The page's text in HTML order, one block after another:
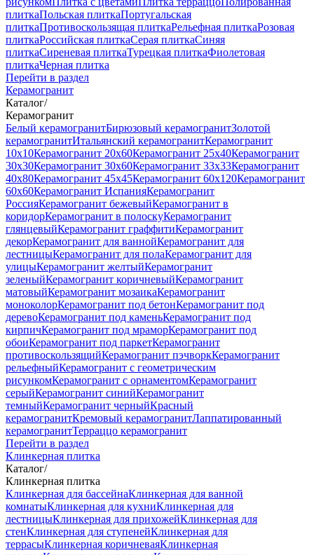
плиткаПольская плиткаПортугальская
плиткаПротивоскользящая плиткаРельефная плиткаРозовая
плиткаРоссийская плиткаСерая плиткаСиняя
плиткаСиреневая плиткаТурецкая плиткаФиолетовая
плиткаЧерная плитка
Перейти в раздел
Керамогранит
Каталог/
Керамогранит
Белый керамогранитБирюзовый керамогранитЗолотой
керамогранитИтальянский керамогранитКерамогранит
10x10Керамогранит 20x60Керамогранит 25x40Керамогранит
30x30Керамогранит 30x60Керамогранит 33x33Керамогранит
40x80Керамогранит 45x45Керамогранит 60x120Керамогранит
60x60Керамогранит ИспанияКерамогранит
РоссияКерамогранит бежевыйКерамогранит в
коридорКерамогранит в полоскуКерамогранит
глянцевыйКерамогранит граффитиКерамогранит
декорКерамогранит для ваннойКерамогранит для
лестницыКерамогранит для полаКерамогранит для
улицыКерамогранит желтыйКерамогранит
зеленыйКерамогранит коричневыйКерамогранит
матовыйКерамогранит мозаикаКерамогранит
моноколорКерамогранит под бетонКерамогранит под
деревоКерамогранит под каменьКерамогранит под
кирпичКерамогранит под мраморКерамогранит под
обоиКерамогранит под паркетКерамогранит
противоскользящийКерамогранит пэчворкКерамогранит
рельефныйКерамогранит с геометрическим
рисункомКерамогранит с орнаментомКерамогранит
серыйКерамогранит синийКерамогранит
темныйКерамогранит черныйКрасный
керамогранитКремовый керамогранитЛаппатированный
керамогранитТерраццо керамогранит
Перейти в раздел
Клинкерная плитка
Каталог/
Клинкерная плитка
Клинкерная для бассейнаКлинкерная для ванной
комнатыКлинкерная для кухниКлинкерная для
лестницыКлинкерная для прихожейКлинкерная для
стенКлинкерная для ступенейКлинкерная для
террасыКлинкерная коричневаяКлинкерная